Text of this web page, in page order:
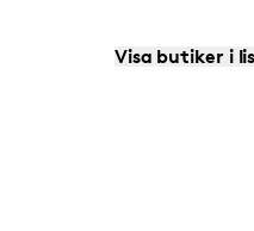
Visa butiker i